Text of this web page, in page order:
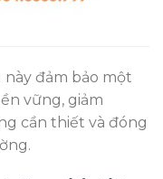
này đảm bảo một
vững, giảm
cần thiết và đóng